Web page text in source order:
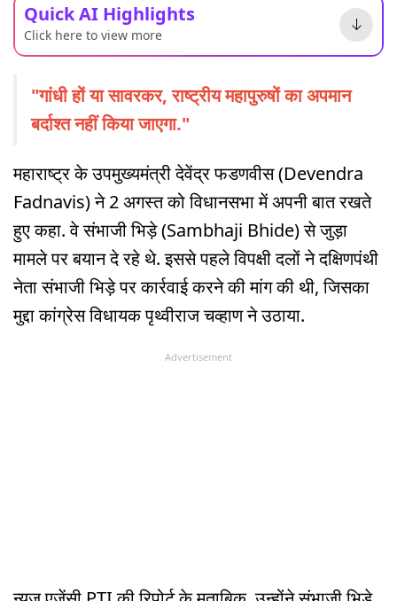
Quick AI Highlights
Click here to view more
"गांधी हों या सावरकर, राष्ट्रीय महापुरुषों का अपमान
बर्दाश्त नहीं किया जाएगा."
महाराष्ट्र के उपमुख्यमंत्री देवेंद्र फडणवीस (Devendra
Fadnavis) ने 2 अगस्त को विधानसभा में अपनी बात रखते
हुए कहा. वे संभाजी भिड़े (Sambhaji Bhide) से जुड़ा
मामले पर बयान दे रहे थे. इससे पहले विपक्षी दलों ने दक्षिणपंथी
नेता संभाजी भिड़े पर कार्रवाई करने की मांग की थी, जिसका
मुद्दा कांग्रेस विधायक पृथ्वीराज चव्हाण ने उठाया.
Advertisement